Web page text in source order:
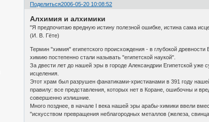
Поделиться2006-05-20 10:08:52
Алхимия и алхимики
"Я предпочитаю вредную истину полезной ошибке, истина сама
(И. В. Гёте)
Термин "химия" египетского происхождения - в глубокой
химию постепенно стали называть "египетской наукой".
За двести лет до нашей эры в городе Александрии Египетской
исцеления.
Этот храм был разрушен фанатиками-христианами в 391 году
правилу: все представления, которых нет в Коране, ошибочны и
совершенно излишние.
Много позднее, в начале I века нашей эры арабы-химики ввели
"искусством превращения неблагородных металлов (железа,